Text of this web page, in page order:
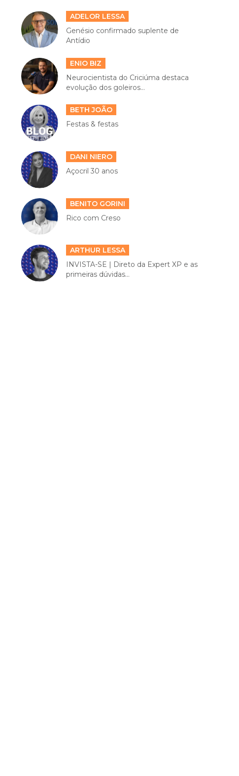
ADELOR LESSA
Genésio confirmado suplente de
Antídio
ENIO BIZ
Neurocientista do Criciúma destaca
evolução dos goleiros...
BETH JOÃO
Festas & festas
DANI NIERO
Açocril 30 anos
BENITO GORINI
Rico com Creso
ARTHUR LESSA
INVISTA-SE | Direto da Expert XP e as
primeiras dúvidas...